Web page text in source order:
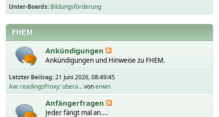
Unter-Boards Bildungsförderung
FHEM
Ankündigungen
Ankündigungen und Hinweise zu FHEM.
Letzter Beitrag:21 Juni 2026, 08:49:45
Aw: readingsProxy: übera...vonerwin
Anfängerfragen
Jeder fängt mal an....